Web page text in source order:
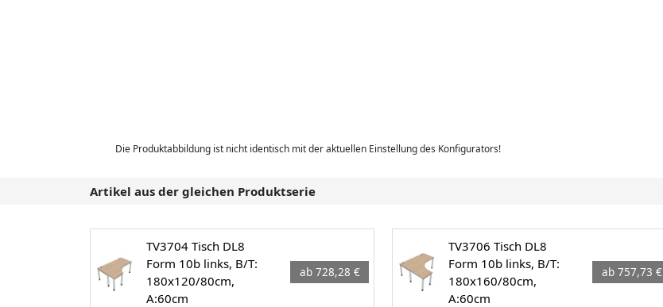
Die Produktabbildung ist nicht identisch mit der aktuellen Einstellung des Konfigurators!
Artikel aus der gleichen Produktserie
TV3704 Tisch DL8
Form 10b links, B/T:
180x120/80cm,
A:60cm
ab 728,28 €
TV3706 Tisch DL8
Form 10b links, B/T:
180x160/80cm,
A:60cm
ab 757,73 €